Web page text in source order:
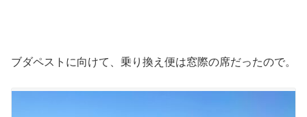
ブダペストに向けて、乗り換え便は窓際の席だったので。